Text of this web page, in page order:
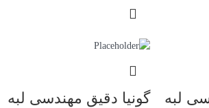
لبه
گونیا دقیق مھندسی لبه